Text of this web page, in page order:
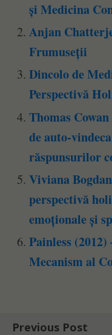
și Medicina
Anjan
Frumuseții
Dincolo de
Perspectivă
Thomas
de auto-
răspunsurilor
Viviana
perspectivă
emoționale și
Painless
Mecanism al
Previous Post